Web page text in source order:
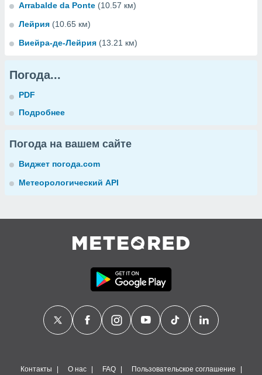
Arrabalde da Ponte (10.57 км)
Лейрия (10.65 км)
Виейра-де-Лейрия (13.21 км)
Погода...
PDF
Подробнее
Погода на вашем сайте
Виджет погода.com
Метеорологический API
Контакты О нас FAQ Пользовательское соглашение